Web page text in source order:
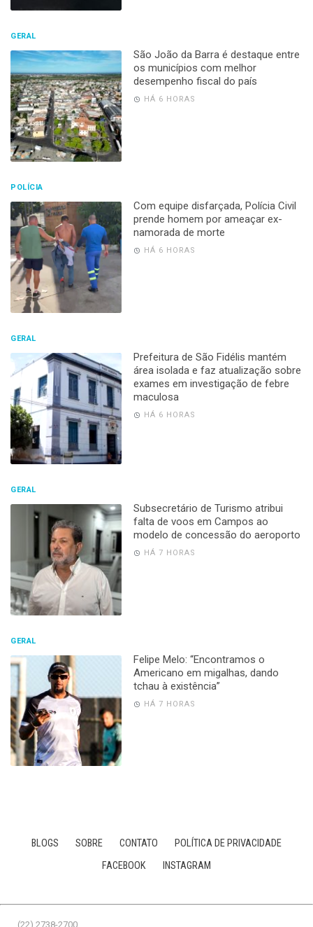
GERAL
São João da Barra é destaque entre
os municípios com melhor
desempenho fiscal do país
HÁ 6 HORAS
POLÍCIA
Com equipe disfarçada, Polícia Civil
prende homem por ameaçar ex-
namorada de morte
HÁ 6 HORAS
GERAL
Prefeitura de São Fidélis mantém
área isolada e faz atualização sobre
exames em investigação de febre
maculosa
HÁ 6 HORAS
GERAL
Subsecretário de Turismo atribui
falta de voos em Campos ao
modelo de concessão do aeroporto
HÁ 7 HORAS
GERAL
Felipe Melo: “Encontramos o
Americano em migalhas, dando
tchau à existência”
HÁ 7 HORAS
BLOGS SOBRE CONTATO
POLÍTICA DE PRIVACIDADE
FACEBOOK
INSTAGRAM
(22) 2738-2700